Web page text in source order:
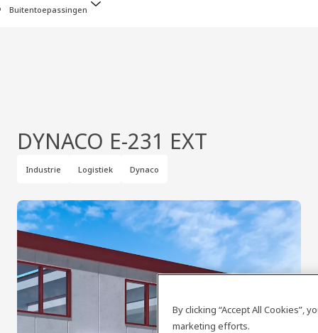
Buitentoepassingen
DYNACO E-231 EXT
Industrie Logistiek Dynaco
By clicking “Accept All Cookies”,
marketing efforts.